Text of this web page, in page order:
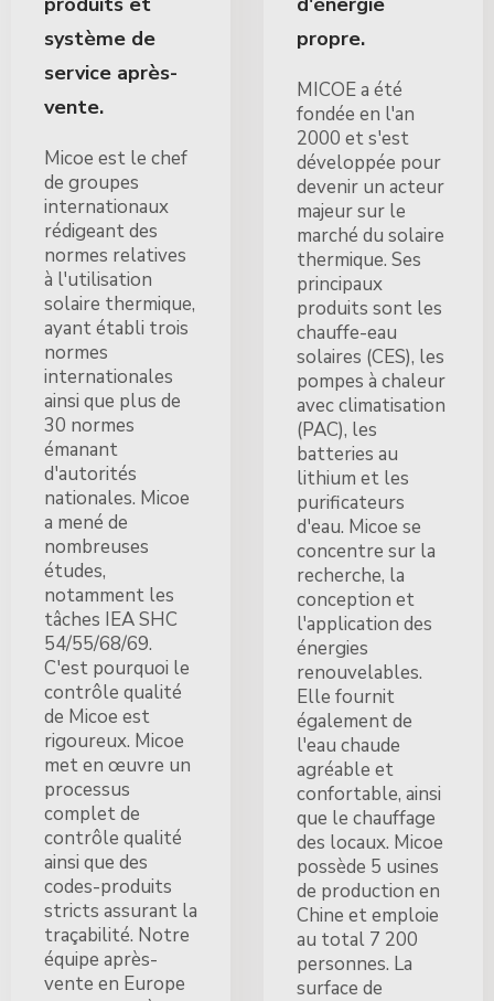
système de
service après-
vente.
Micoe est le chef
de groupes
internationaux
rédigeant des
normes relatives
à l'utilisation
solaire thermique,
ayant établi trois
normes
internationales
ainsi que plus de
30 normes
émanant
d'autorités
nationales. Micoe
a mené de
nombreuses
études,
notamment les
tâches IEA SHC
54/55/68/69.
C'est pourquoi le
contrôle qualité
de Micoe est
rigoureux. Micoe
met en œuvre un
processus
complet de
contrôle qualité
ainsi que des
codes-produits
stricts assurant la
traçabilité. Notre
équipe après-
vente en Europe
propre.
MICOE a été
fondée en l'an
2000 et s'est
développée pour
devenir un acteur
majeur sur le
marché du solaire
thermique. Ses
principaux
produits sont les
chauffe-eau
solaires (CES), les
pompes à chaleur
avec climatisation
(PAC), les
batteries au
lithium et les
purificateurs
d'eau. Micoe se
concentre sur la
recherche, la
conception et
l'application des
énergies
renouvelables.
Elle fournit
également de
l'eau chaude
agréable et
confortable, ainsi
que le chauffage
des locaux. Micoe
possède 5 usines
de production en
Chine et emploie
au total 7 200
personnes. La
surface de